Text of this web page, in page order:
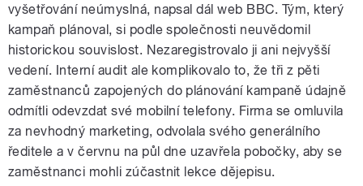
vyšetřování neúmyslná, napsal dál web BBC. Tým, který
kampaň plánoval, si podle společnosti neuvědomil
historickou souvislost. Nezaregistrovalo ji ani nejvyšší
vedení. Interní audit ale komplikovalo to, že tři z pěti
zaměstnanců zapojených do plánování kampaně údajně
odmítli odevzdat své mobilní telefony. Firma se omluvila
za nevhodný marketing, odvolala svého generálního
ředitele a v červnu na půl dne uzavřela pobočky, aby se
zaměstnanci mohli zúčastnit lekce dějepisu.